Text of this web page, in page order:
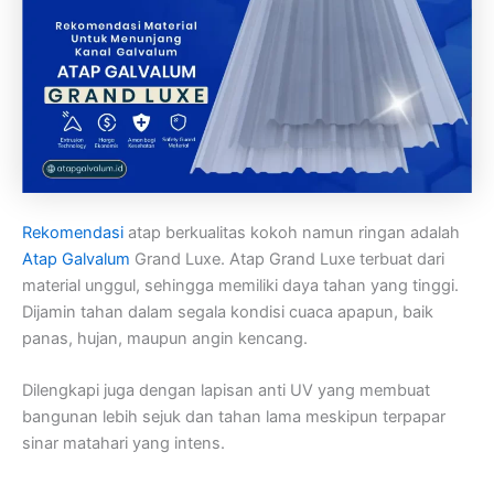
Rekomendasi atap berkualitas kokoh namun ringan adalah
Atap Galvalum Grand Luxe. Atap Grand Luxe terbuat dari
material unggul, sehingga memiliki daya tahan yang tinggi.
Dijamin tahan dalam segala kondisi cuaca apapun, baik
panas, hujan, maupun angin kencang.
Dilengkapi juga dengan lapisan anti UV yang membuat
bangunan lebih sejuk dan tahan lama meskipun terpapar
sinar matahari yang intens.